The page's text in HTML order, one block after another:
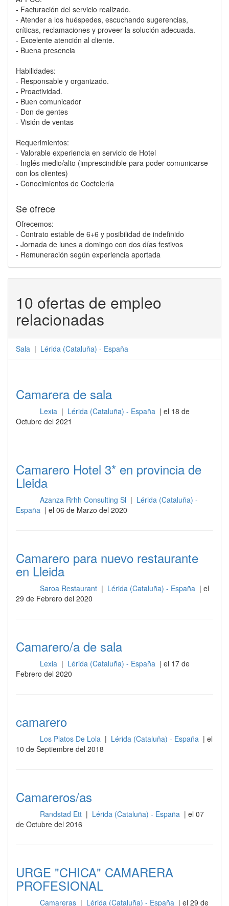
- Facturación del servicio realizado.
- Atender a los huéspedes, escuchando sugerencias,
críticas, reclamaciones y proveer la solución adecuada.
- Excelente atención al cliente.
- Buena presencia
Habilidades:
- Responsable y organizado.
- Proactividad.
- Buen comunicador
- Don de gentes
- Visión de ventas
Requerimientos:
- Valorable experiencia en servicio de Hotel
- Inglés medio/alto (imprescindible para poder comunicarse
con los clientes)
- Conocimientos de Coctelería
Se ofrece
Ofrecemos:
- Contrato estable de 6+6 y posibilidad de indefinido
- Jornada de lunes a domingo con dos días festivos
- Remuneración según experiencia aportada
10 ofertas de empleo
relacionadas
Sala | Lérida (Cataluña) - España
Camarera de sala
Lexia | Lérida (Cataluña) - España | el 18 de
Octubre del 2021
Camarero Hotel 3* en provincia de
Lleida
Azanza Rrhh Consulting Sl | Lérida (Cataluña) -
España | el 06 de Marzo del 2020
Camarero para nuevo restaurante
en Lleida
Saroa Restaurant | Lérida (Cataluña) - España | el
29 de Febrero del 2020
Camarero/a de sala
Lexia | Lérida (Cataluña) - España | el 17 de
Febrero del 2020
camarero
Los Platos De Lola | Lérida (Cataluña) - España | el
10 de Septiembre del 2018
Camareros/as
Randstad Ett | Lérida (Cataluña) - España | el 07
de Octubre del 2016
URGE "CHICA" CAMARERA
PROFESIONAL
Camareras | Lérida (Cataluña) - España | el 29 de